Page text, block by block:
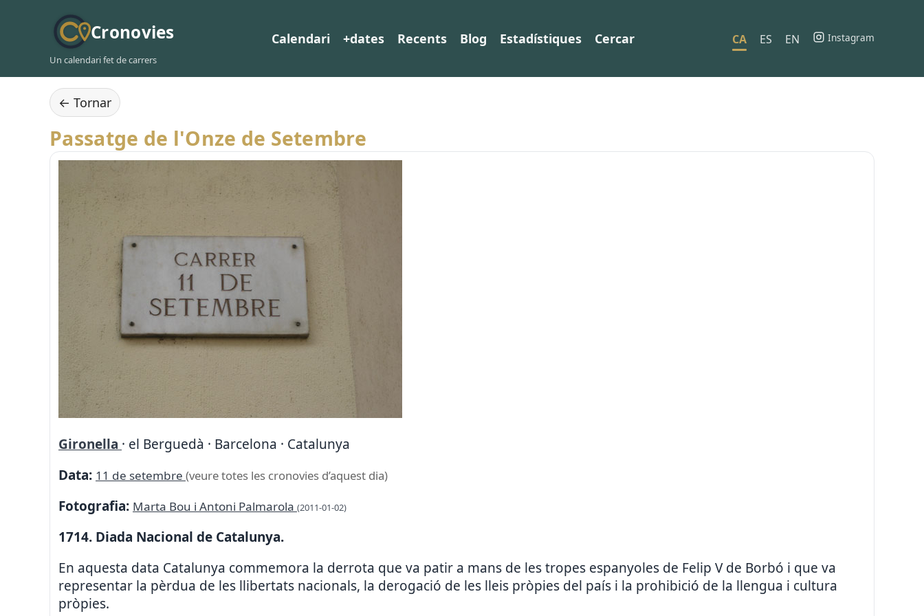
Cronovies
Un calendari fet de carrers
Calendari +dates Recents Blog Estadístiques Cercar CA ES EN Instagram
← Tornar
Passatge de l'Onze de Setembre
Gironella · el Berguedà · Barcelona · Catalunya
Data: 11 de setembre (veure totes les cronovies d’aquest dia)
Fotografia: Marta Bou i Antoni Palmarola (2011-01-02)
1714. Diada Nacional de Catalunya.
En aquesta data Catalunya commemora la derrota que va patir a mans de les tropes espanyoles de Felip V de Borbó i que va
representar la pèrdua de les llibertats nacionals, la derogació de les lleis pròpies del país i la prohibició de la llengua i cultura
pròpies.